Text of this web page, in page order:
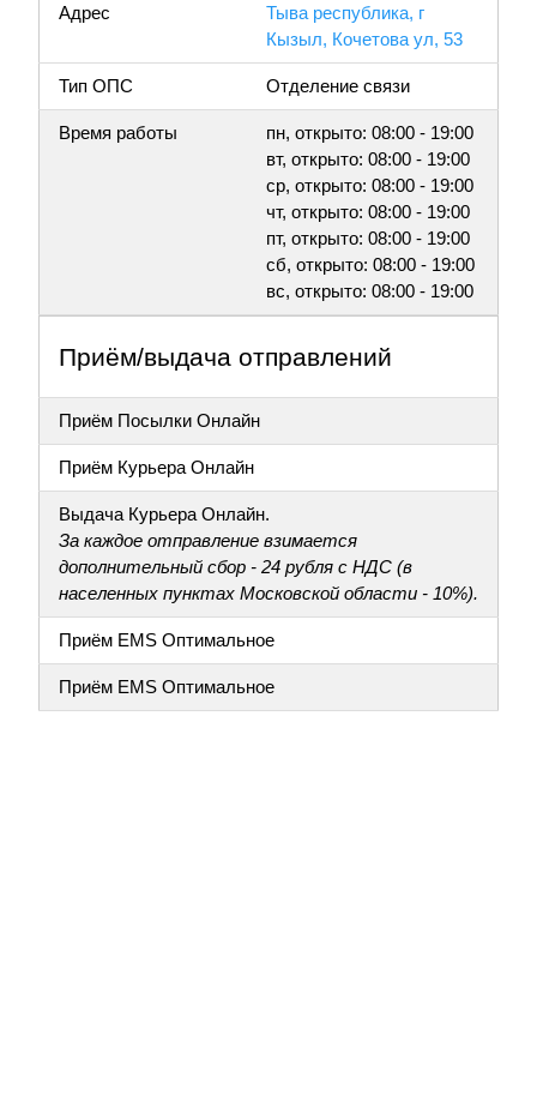
Адрес
Тыва республика, г
Кызыл, Кочетова ул, 53
Тип ОПС Отделение связи
Время работы
пн, открыто: 08:00 - 19:00
вт, открыто: 08:00 - 19:00
ср, открыто: 08:00 - 19:00
чт, открыто: 08:00 - 19:00
пт, открыто: 08:00 - 19:00
сб, открыто: 08:00 - 19:00
вс, открыто: 08:00 - 19:00
Приём/выдача отправлений
Приём Посылки Онлайн
Приём Курьера Онлайн
Выдача Курьера Онлайн.
За каждое отправление взимается
дополнительный сбор - 24 рубля с НДС (в
населенных пунктах Московской области - 10%).
Приём EMS Оптимальное
Приём EMS Оптимальное